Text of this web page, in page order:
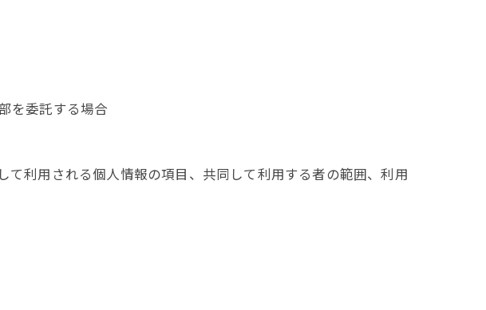
を委託する場合
利用される個人情報の項目、共同して利用する者の範囲、利用